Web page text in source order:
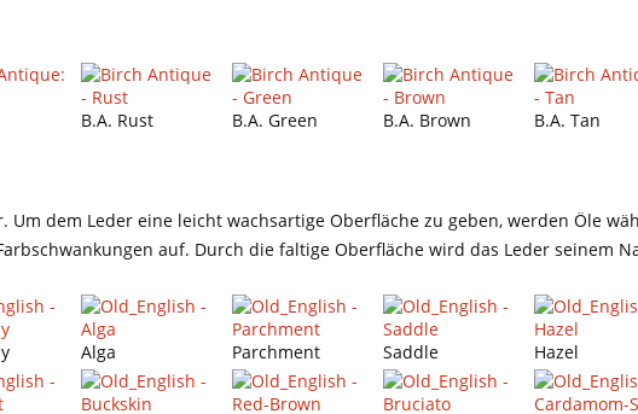
B.A. Rust B.A. Green B.A. Brown B.A. Tan
Um dem Leder eine leicht wachsartige Oberfläche zu geben, werden Öle
auf. Durch die faltige Oberfläche wird das Leder seinem
Alga Parchment Saddle Hazel